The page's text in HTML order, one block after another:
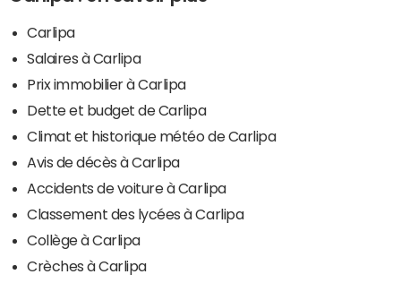
Carlipa
Salaires à Carlipa
Prix immobilier à Carlipa
Dette et budget de Carlipa
Climat et historique météo de Carlipa
Avis de décès à Carlipa
Accidents de voiture à Carlipa
Classement des lycées à Carlipa
Collège à Carlipa
Crèches à Carlipa